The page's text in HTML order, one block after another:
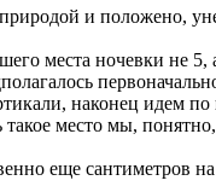
и положено,
места ночевки не
наконец идем по
место мы,
еще сантиметров на